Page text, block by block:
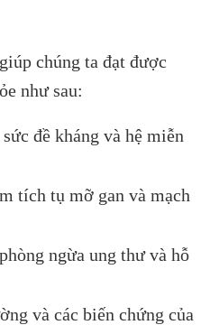
chúng ta đạt được
như sau:
đề kháng và hệ miễn
tích tụ mỡ gan và mạch
ngừa ung thư và hỗ
và các biến chứng của